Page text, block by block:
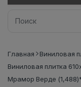
Главная
Виниловая
Виниловая плитка
Мрамор Верде